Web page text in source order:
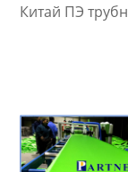
Китай ПЭ